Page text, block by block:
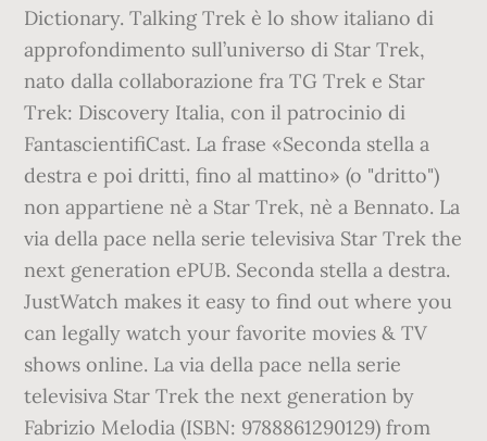
Dictionary. Talking Trek è lo show italiano di
approfondimento sull’universo di Star Trek,
nato dalla collaborazione fra TG Trek e Star
Trek: Discovery Italia, con il patrocinio di
FantascientifiCast. La frase «Seconda stella a
destra e poi dritti, fino al mattino» (o "dritto")
non appartiene nè a Star Trek, nè a Bennato. La
via della pace nella serie televisiva Star Trek the
next generation ePUB. Seconda stella a destra.
JustWatch makes it easy to find out where you
can legally watch your favorite movies & TV
shows online. La via della pace nella serie
televisiva Star Trek the next generation by
Fabrizio Melodia (ISBN: 9788861290129) from